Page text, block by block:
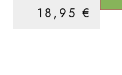
18,95€